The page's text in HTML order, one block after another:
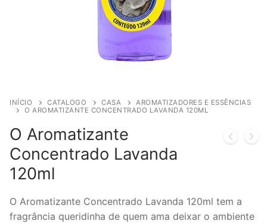
INÍCIO CATALOGO CASA
AROMATIZADORES E ESSÊNCIAS
O AROMATIZANTE CONCENTRADO LAVANDA 120ML
O Aromatizante
Concentrado Lavanda
120ml
O Aromatizante Concentrado Lavanda 120ml tem a
fragrância queridinha de quem ama deixar o ambiente